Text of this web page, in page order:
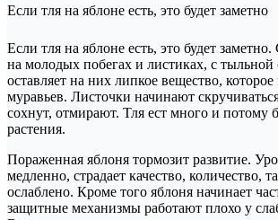
Если тля на яблоне есть, это будет заметно
Если тля на яблоне есть, это будет заметно.
на молодых побегах и листиках, с
оставляет на них липкое вещество, которое
муравьев. Листочки начинают
сохнут, отмирают. Тля ест много и потому
растения.
Пораженная яблоня тормозит развитие.
медленно, страдает качество, количество,
ослаблено. Кроме того яблоня начинает
защитные механизмы работают плохо у